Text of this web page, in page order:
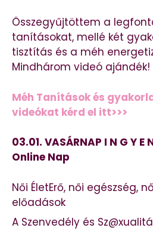
Összegyűjtöttem a
tanításokat, mellé két
tisztítás és a méh
Mindhárom videó ajándék!
Méh Tanítások és
videókat kérd el itt>>>
03.01. VASÁRNAP I N G Y E
Online Nap
Női ÉletErő, női egészség,
előadások
A Szenvedély és